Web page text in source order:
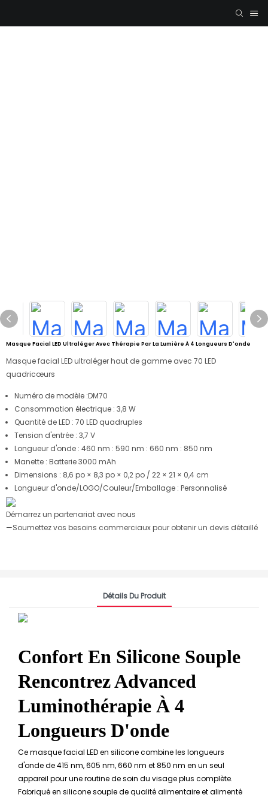
Masque Facial LED Ultraléger Avec Thérapie Par La Lumière À 4 Longueurs D'onde
Masque facial LED ultraléger haut de gamme avec 70 LED
quadricœurs
Numéro de modèle :DM70
Consommation électrique :3,8 W
Quantité de LED :70 LED quadruples
Tension d'entrée :3,7 V
Longueur d'onde :460 nm : 590 nm : 660 nm : 850 nm
Manette : Batterie3000 mAh
Dimensions : 8,6 po × 8,3 po × 0,2 po / 22 × 21 × 0,4 cm
Longueur d'onde/LOGO/Couleur/Emballage : Personnalisé
Démarrez un partenariat avec nous
—Soumettez vos besoins commerciaux pour obtenir un devis détaillé
Détails Du Produit
Confort En Silicone Souple
Rencontrez Advanced
Luminothérapie À 4
Longueurs D'onde
Ce masque facial LED en silicone combine les longueurs
d'onde de 415 nm, 605 nm, 660 nm et 850 nm en un seul
appareil pour une routine de soin du visage plus complète.
Fabriqué en silicone souple de qualité alimentaire et alimenté